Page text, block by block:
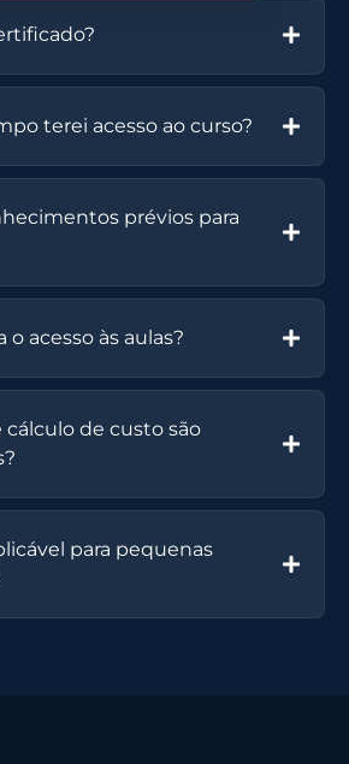
terei acesso ao curso?
prévios para
acesso às aulas?
cálculo de custo são
para pequenas